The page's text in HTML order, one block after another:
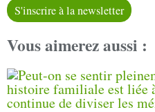
S'inscrire à la newsletter
Vous aimerez aussi :